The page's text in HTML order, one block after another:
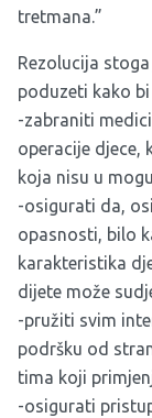
tretmana.”
Rezolucija
poduzeti kako
-zabraniti
operacije djece,
koja nisu u
-osigurati da,
opasnosti, bilo
karakteristika
dijete može
-pružiti svim
podršku od
tima koji
-osigurati